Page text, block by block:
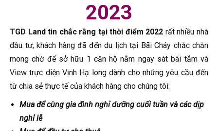
2023
TGD Land tin chắc rằng tại thời điểm 2022 rất nhiều nhà
dầu tư, khách hàng đã đến du lịch tại Bãi Cháy chắc chắn
mong chờ để sở hữu 1 căn hộ nằm ngay sát bãi tắm và
View trực diện Vịnh Hạ long dành cho những yêu cầu đến
từ chia sẻ thực tế của khách hàng cho chúng tôi:
Mua để cùng gia đình nghỉ dưỡng cuối tuần và các dịp
nghỉ lễ